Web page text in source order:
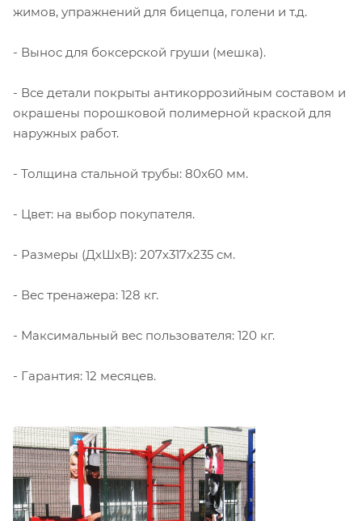
жимов, упражнений для бицепца, голени и т.д.
- Вынос для боксерской груши (мешка).
- Все детали покрыты антикоррозийным составом и
окрашены порошковой полимерной краской для
наружных работ.
- Толщина стальной трубы: 80х60 мм.
- Цвет: на выбор покупателя.
- Размеры (ДхШхВ): 207х317х235 cм.
- Вес тренажера: 128 кг.
- Максимальный вес пользователя: 120 кг.
- Гарантия: 12 месяцев.